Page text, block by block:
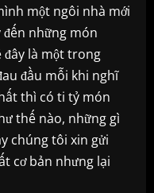
một ngôi nhà mới
đến những món
đây là một trong
đầu mỗi khi nghĩ
thì có ti tỷ món
thế nào, những gì
chúng tôi xin gửi
cơ bản nhưng lại